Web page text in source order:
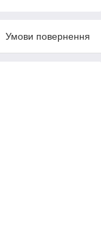
Умови повернення